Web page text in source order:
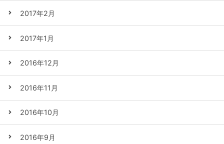
2017年2月
2017年1月
2016年12月
2016年11月
2016年10月
2016年9月